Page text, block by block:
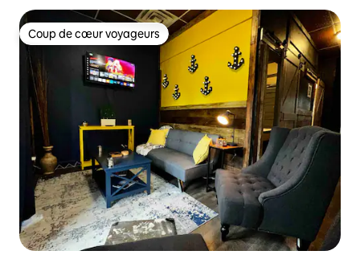
Coup de cœur voyageurs
Coup de cœur voyageurs